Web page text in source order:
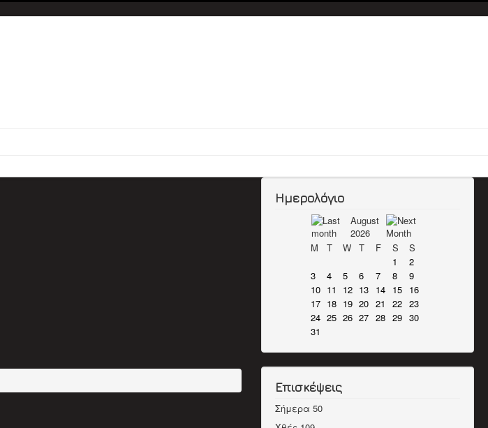
Ημερολόγιο
August
2026
M
T W T F S
S
1
2
3
4 5 6 7 8
9
10 11 12 13 14 15 16
17 18 19 20 21 22 23
24 25 26 27 28 29 30
31
Επισκέψεις
Σήμερα 50